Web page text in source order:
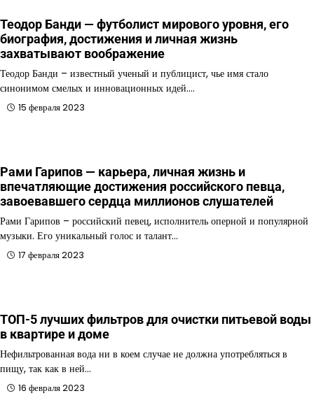
Теодор Банди — футболист мирового уровня, его
биография, достижения и личная жизнь
захватывают воображение
Теодор Банди – известный ученый и публицист, чье имя стало
синонимом смелых и инновационных идей.…
15 февраля 2023
Рами Гарипов — карьера, личная жизнь и
впечатляющие достижения российского певца,
завоевавшего сердца миллионов слушателей
Рами Гарипов – российский певец, исполнитель оперной и популярной
музыки. Его уникальный голос и талант…
17 февраля 2023
ТОП-5 лучших фильтров для очистки питьевой воды
в квартире и доме
Нефильтрованная вода ни в коем случае не должна употребляться в
пищу, так как в ней…
16 февраля 2023